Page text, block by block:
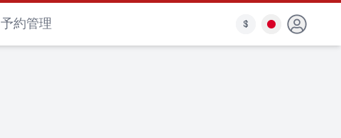
予約管理 $